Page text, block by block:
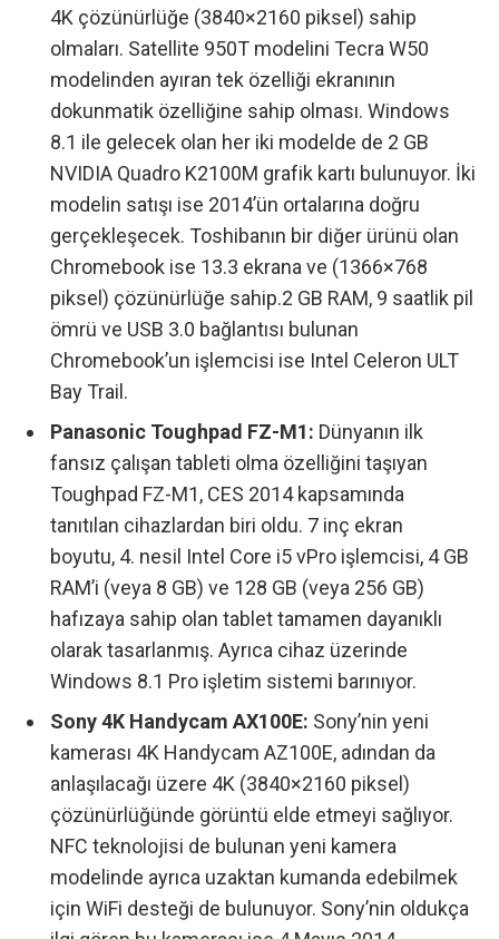
4K çözünürlüğe (3840×2160 piksel) sahip
olmaları. Satellite 950T modelini Tecra W50
modelinden ayıran tek özelliği ekranının
dokunmatik özelliğine sahip olması. Windows
8.1 ile gelecek olan her iki modelde de 2 GB
NVIDIA Quadro K2100M grafik kartı bulunuyor. İki
modelin satışı ise 2014’ün ortalarına doğru
gerçekleşecek. Toshibanın bir diğer ürünü olan
Chromebook ise 13.3 ekrana ve (1366×768
piksel) çözünürlüğe sahip.2 GB RAM, 9 saatlik pil
ömrü ve USB 3.0 bağlantısı bulunan
Chromebook’un işlemcisi ise Intel Celeron ULT
Bay Trail.
Panasonic Toughpad FZ-M1: Dünyanın ilk
fansız çalışan tableti olma özelliğini taşıyan
Toughpad FZ-M1, CES 2014 kapsamında
tanıtılan cihazlardan biri oldu. 7 inç ekran
boyutu, 4. nesil Intel Core i5 vPro işlemcisi, 4 GB
RAM’i (veya 8 GB) ve 128 GB (veya 256 GB)
hafızaya sahip olan tablet tamamen dayanıklı
olarak tasarlanmış. Ayrıca cihaz üzerinde
Windows 8.1 Pro işletim sistemi barınıyor.
Sony 4K Handycam AX100E: Sony’nin yeni
kamerası 4K Handycam AZ100E, adından da
anlaşılacağı üzere 4K (3840×2160 piksel)
çözünürlüğünde görüntü elde etmeyi sağlıyor.
NFC teknolojisi de bulunan yeni kamera
modelinde ayrıca uzaktan kumanda edebilmek
için WiFi desteği de bulunuyor. Sony’nin oldukça